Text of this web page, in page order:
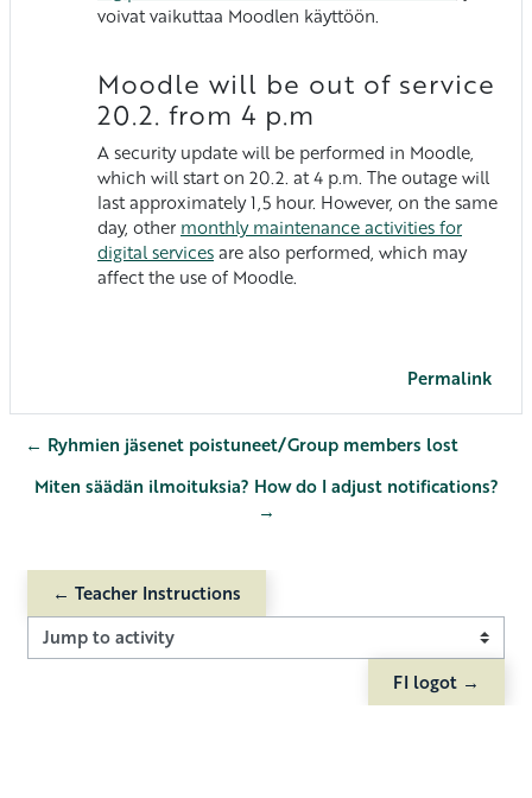
voivat vaikuttaa Moodlen käyttöön.
Moodle will be out of service
20.2. from 4 p.m
A security update will be performed in Moodle,
which will start on 20.2. at 4 p.m. The outage will
last approximately 1,5 hour. However, on the same
day, other monthly maintenance activities for
digital servicesare also performed, which may
affect the use of Moodle.
Permalink
← Ryhmien jäsenet poistuneet/Group members lost
Miten säädän ilmoituksia? How do I adjust notifications?
→
← Teacher Instructions
Jump to activity
FI logot →